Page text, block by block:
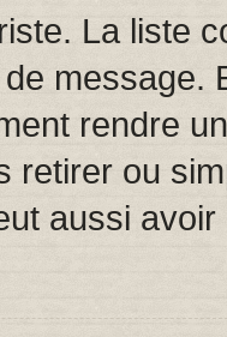
La liste
message.
rendre
retirer ou
aussi